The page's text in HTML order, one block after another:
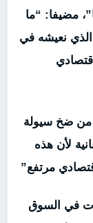
مضيفا: “ما
نعيشه في
من ضخ سيولة
لأن هذه
مرتفع”
في السوق